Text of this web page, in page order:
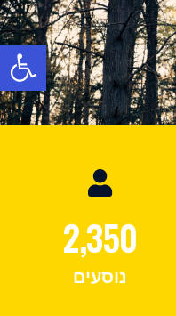
2,350
נוסעים